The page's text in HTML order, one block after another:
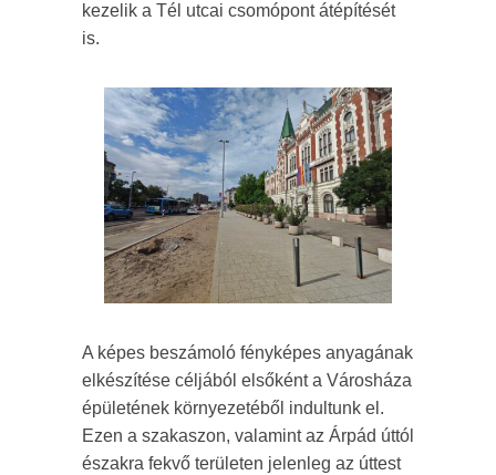
kezelik a Tél utcai csomópont átépítését
is.
A képes beszámoló fényképes anyagának
elkészítése céljából elsőként a Városháza
épületének környezetéből indultunk el.
Ezen a szakaszon, valamint az Árpád úttól
északra fekvő területen jelenleg az úttest